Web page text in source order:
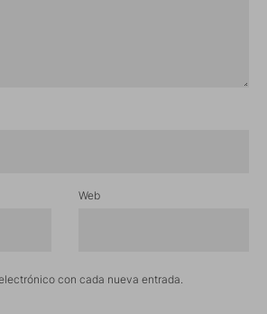
Web
con cada nueva entrada.